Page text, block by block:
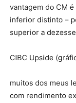
vantagem do CM
inferior distinto –
superior a
CIBC Upside
muitos dos meus
com rendimento